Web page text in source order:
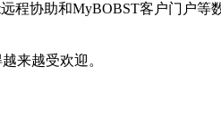
程协助和MyBOBST客户门户等
来越受欢迎。